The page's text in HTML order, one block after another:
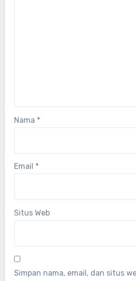
Nama *
Email *
Situs Web
Simpan nama, email, dan situs